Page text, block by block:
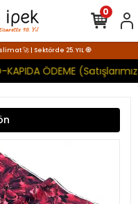
🚀 | Sektörde 25. YIL 🧿
ÖDEME
0